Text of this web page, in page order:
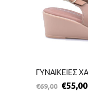
€69,00 €55,00